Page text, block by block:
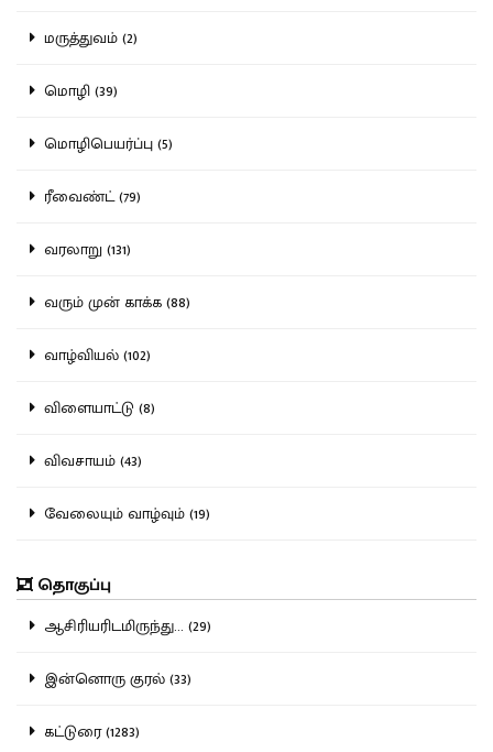
மருத்துவம் (2)
மொழி (39)
மொழிபெயர்ப்பு (5)
ரீவைண்ட் (79)
வரலாறு (131)
வரும் முன் காக்க (88)
வாழ்வியல் (102)
விளையாட்டு (8)
விவசாயம் (43)
வேலையும் வாழ்வும் (19)
தொகுப்பு
ஆசிரியரிடமிருந்து... (29)
இன்னொரு குரல் (33)
கட்டுரை (1283)